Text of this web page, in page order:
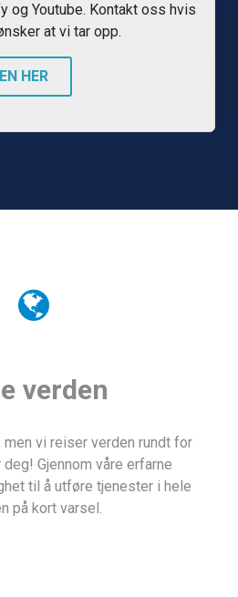
og Youtube. Kontakt oss hvis
at vi tar opp.
HER
verden
vi reiser verden rundt for
Gjennom våre erfarne
til å utføre tjenester i hele
på kort varsel.